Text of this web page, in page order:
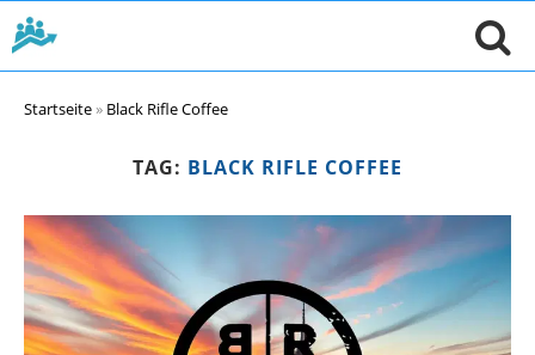
Startseite» Black Rifle Coffee
TAG: BLACK RIFLE COFFEE